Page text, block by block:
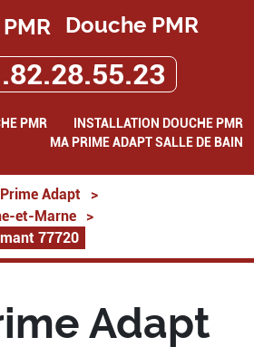
Douche PMR
PMR
INSTALLATION DOUCHE PMR
MA PRIME ADAPT SALLE DE BAIN
Adapt
>
et-Marne
>
77720
Adapt